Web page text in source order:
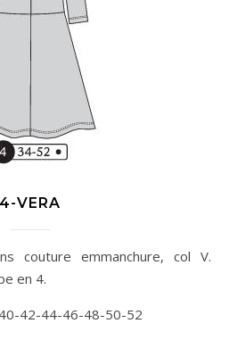
4-VERA
en 4.
42-44-46-48-50-52